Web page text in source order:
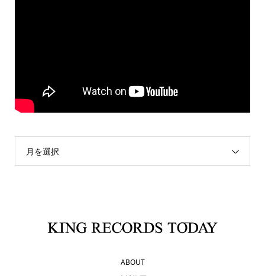
月を選択
ABOUT